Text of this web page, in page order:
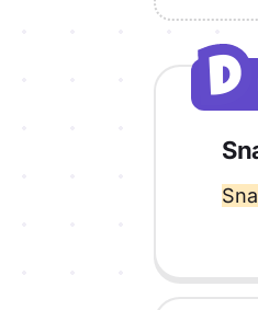
D
D